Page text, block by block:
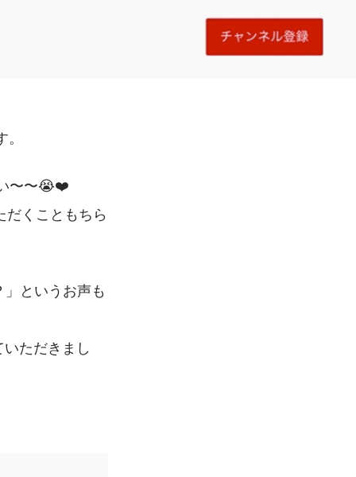
〜〜😭❤️
くこともちら
というお声も
ただきまし